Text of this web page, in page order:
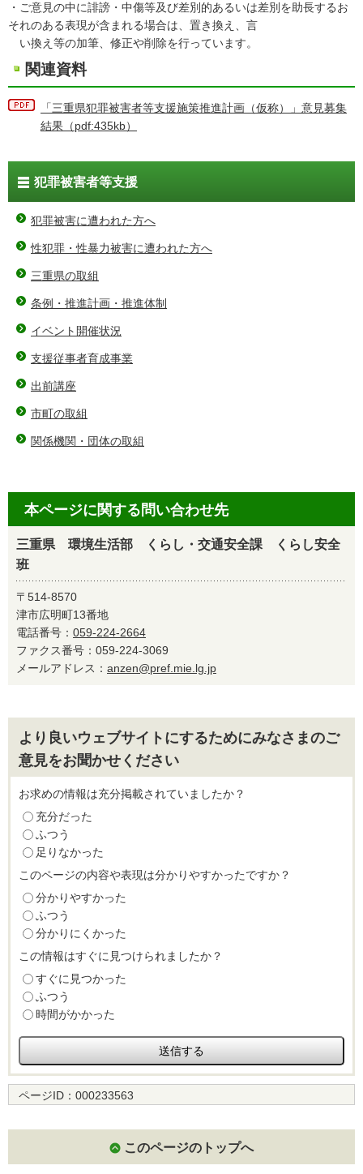
・ご意見の中に誹謗・中傷等及び差別的あるいは差別を助長するお
それのある表現が含まれる場合は、置き換え、言
い換え等の加筆、修正や削除を行っています。
関連資料
「三重県犯罪被害者等支援施策推進計画（仮称）」意見募集
結果（pdf:435kb）
犯罪被害者等支援
犯罪被害に遭われた方へ
性犯罪・性暴力被害に遭われた方へ
三重県の取組
条例・推進計画・推進体制
イベント開催状況
支援従事者育成事業
出前講座
市町の取組
関係機関・団体の取組
本ページに関する問い合わせ先
三重県 環境生活部 くらし・交通安全課 くらし安全
班
〒514-8570
津市広明町13番地
電話番号： 059-224-2664
ファクス番号：059-224-3069
メールアドレス： anzen@pref.mie.lg.jp
より良いウェブサイトにするためにみなさまのご
意見をお聞かせください
お求めの情報は充分掲載されていましたか？
充分だった
ふつう
足りなかった
このページの内容や表現は分かりやすかったですか？
分かりやすかった
ふつう
分かりにくかった
この情報はすぐに見つけられましたか？
すぐに見つかった
ふつう
時間がかかった
ページID： 000233563
このページのトップへ